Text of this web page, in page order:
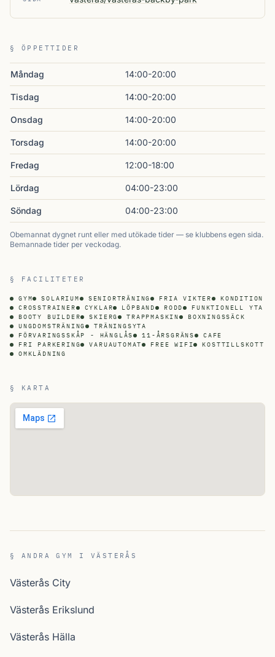
§ ÖPPETTIDER
Måndag 14:00-20:00
Tisdag 14:00-20:00
Onsdag 14:00-20:00
Torsdag 14:00-20:00
Fredag 12:00-18:00
Lördag 04:00-23:00
Söndag 04:00-23:00
Obemannat dygnet runt eller med utökade tider — se klubbens egen sida.
Bemannade tider per veckodag.
§ FACILITETER
GYM SOLARIUM SENIORTRÄNING FRIA VIKTER
KONDITION
CROSSTRAINER
CYKLAR LÖPBAND RODD
FUNKTIONELL YTA
BOOTY BUILDER
SKIERG TRAPPMASKIN
BOXNINGSSÄCK
UNGDOMSTRÄNING
TRÄNINGSYTA
FÖRVARINGSSKÅP - HÄNGLÅS
11-ÅRSGRÄNS
CAFE
FRI PARKERING
VARUAUTOMAT FREE WIFI
KOSTTILLSKOTT
OMKLÄDNING
§ KARTA
§ ANDRA GYM I VÄSTERÅS
Västerås City
Västerås Erikslund
Västerås Hälla